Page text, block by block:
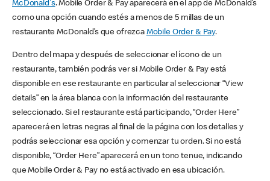
McDonald's. Mobile Order & Pay aparecerá en el app de McDonald’s
como una opción cuando estés a menos de 5 millas de un
restaurante McDonald’s que ofrezca Mobile Order & Pay.
Dentro del mapa y después de seleccionar el ícono de un
restaurante, también podrás ver si Mobile Order & Pay está
disponible en ese restaurante en particular al seleccionar “View
details” en la área blanca con la información del restaurante
seleccionado. Si el restaurante está participando, “Order Here”
aparecerá en letras negras al final de la página con los detalles y
podrás seleccionar esa opción y comenzar tu orden. Si no está
disponible, “Order Here” aparecerá en un tono tenue, indicando
que Mobile Order & Pay no está activado en esa ubicación.